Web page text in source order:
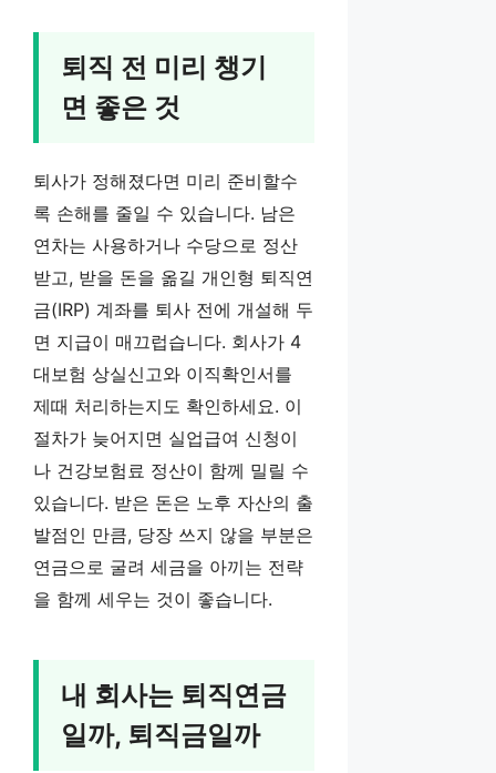
퇴직 전 미리 챙기
면 좋은 것
퇴사가 정해졌다면 미리 준비할수
록 손해를 줄일 수 있습니다. 남은
연차는 사용하거나 수당으로 정산
받고, 받을 돈을 옮길 개인형 퇴직연
금(IRP) 계좌를 퇴사 전에 개설해 두
면 지급이 매끄럽습니다. 회사가 4
대보험 상실신고와 이직확인서를
제때 처리하는지도 확인하세요. 이
절차가 늦어지면 실업급여 신청이
나 건강보험료 정산이 함께 밀릴 수
있습니다. 받은 돈은 노후 자산의 출
발점인 만큼, 당장 쓰지 않을 부분은
연금으로 굴려 세금을 아끼는 전략
을 함께 세우는 것이 좋습니다.
내 회사는 퇴직연금
일까, 퇴직금일까